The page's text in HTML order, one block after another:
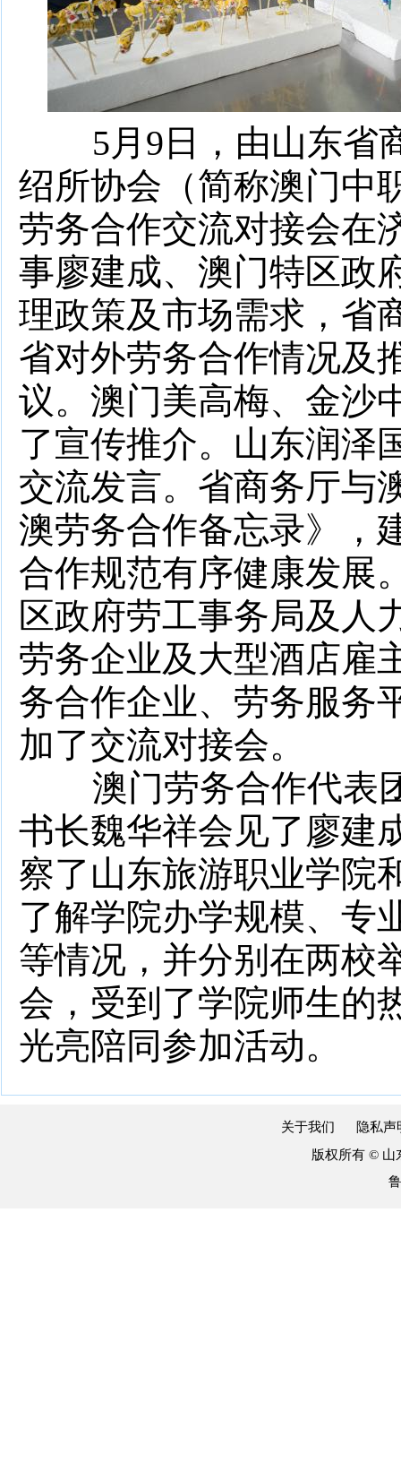
5月9日，由山东省
绍所协会（简称澳门中
劳务合作交流对接会在
事廖建成、澳门特区政
理政策及市场需求，省
省对外劳务合作情况及
议。澳门美高梅、金沙
了宣传推介。山东润泽
交流发言。省商务厅与
澳劳务合作备忘录》，
合作规范有序健康发展
区政府劳工事务局及人
劳务企业及大型酒店雇
务合作企业、劳务服务
加了交流对接会。
澳门劳务合作代表
书长魏华祥会见了廖建
察了山东旅游职业学院
了解学院办学规模、专
等情况，并分别在两校
会，受到了学院师生的
光亮陪同参加活动。
关于我们
隐私声
版权所有 © 山